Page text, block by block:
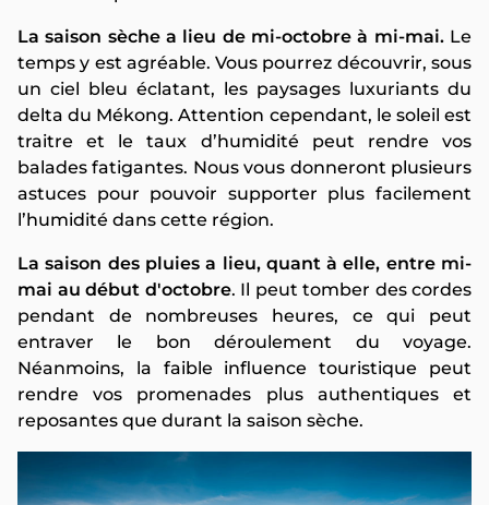
La saison sèche a lieu de mi-octobre à mi-mai.Le
temps y est agréable. Vous pourrez découvrir, sous
un ciel bleu éclatant, les paysages luxuriants du
delta du Mékong. Attention cependant, le soleil est
traitre et le taux d’humidité peut rendre vos
balades fatigantes. Nous vous donneront plusieurs
astuces pour pouvoir supporter plus facilement
l’humidité dans cette région.
La saison des pluies a lieu, quant à elle, entre mi-
mai au début d'octobre. Il peut tomber des cordes
pendant de nombreuses heures, ce qui peut
entraver le bon déroulement du voyage.
Néanmoins, la faible influence touristique peut
rendre vos promenades plus authentiques et
reposantes que durant la saison sèche.